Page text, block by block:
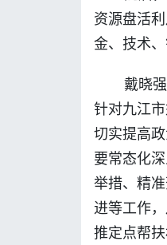
资源盘活
金、技术
戴晓
针对九江
切实提高
要常态化
举措、精
进等工作
推定点帮